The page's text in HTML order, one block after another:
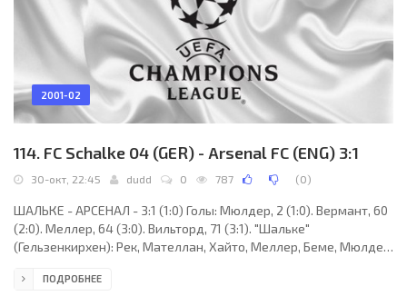
2001-02
114. FC Schalke 04 (GER) - Arsenal FC (ENG) 3:1
30-окт, 22:45 dudd 0 787 (0)
ШАЛЬКЕ - АРСЕНАЛ - 3:1 (1:0) Голы: Мюлдер, 2 (1:0). Вермант, 60
(2:0). Меллер, 64 (3:0). Вильторд, 71 (3:1). "Шальке"
(Гельзенкирхен): Рек, Мателлан, Хайто, Меллер, Беме, Мюлдер,
(Джорджевич, 74), Немец (Тон, 67). "Арсенал" (Лондон): Райт,
ПОДРОБНЕЕ